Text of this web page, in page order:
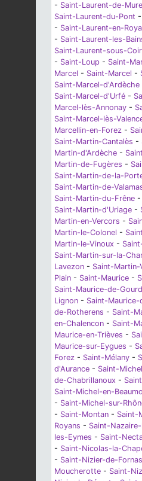
- Saint-Laurent-de-Mure
Saint-Laurent-du-Pont -
- Saint-Laurent-en-
- Saint-Laurent-les-
Saint-Laurent-sous-
- Saint-Loup - Saint-
Marcel - Saint-Marcel -
Saint-Marcel-d'Ardèche
Saint-Marcel-d'Urfé -
Marcel-lès-Annonay -
Saint-Marcel-lès-
Marcellin-en-Forez -
Saint-Martin-Cantalès -
Martin-d'Ardèche -
Martin-de-Fugères -
Saint-Martin-de-la-
Saint-Martin-de-
Saint-Martin-du-Frêne -
Saint-Martin-d'Uriage -
Martin-en-Vercors -
Martin-le-Colonel -
Martin-le-Vinoux -
Saint-Martin-sur-la-
Lavezon - Saint-Martin-
Plain - Saint-Maurice -
Saint-Maurice-de-
Lignon - Saint-Maurice-
de-Rotherens - Saint-
en-Chalencon - Saint-
Maurice-en-Trièves -
Maurice-sur-Eygues -
Forez - Saint-Mélany -
d'Aurance - Saint-
de-Chabrillanoux -
Saint-Michel-en-
- Saint-Michel-sur-
- Saint-Montan - Saint-
Royans - Saint-
les-Eymes - Saint-
- Saint-Nicolas-la-
- Saint-Nizier-de-Fornas
Moucherotte - Saint-